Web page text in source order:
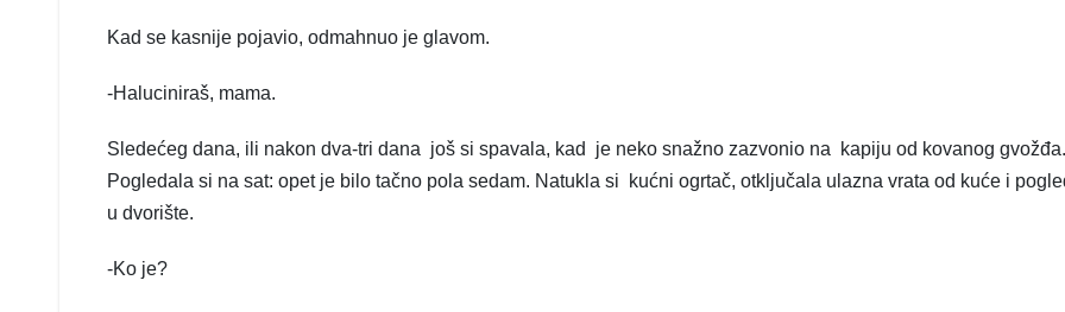
Kad se kasnije pojavio, odmahnuo je glavom.
-Haluciniraš, mama.
Sledećeg dana, ili nakon dva-tri dana još si spavala, kad je neko snažno zazvonio na kapiju od kovanog gvožđa.
Pogledala si na sat: opet je bilo tačno pola sedam. Natukla si kućni ogrtač, otključala ulazna vrata od kuće i
u dvorište.
-Ko je?